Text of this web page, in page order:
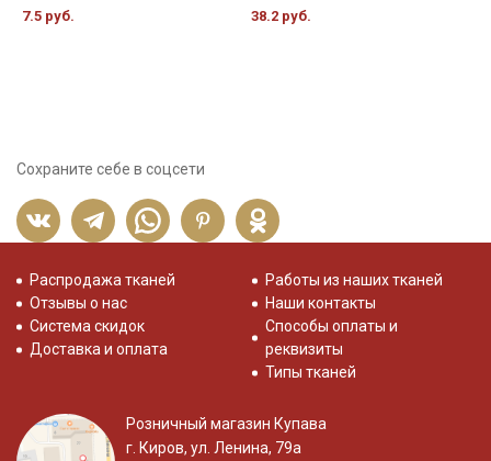
7.5 руб. 38.2 руб.
Сохраните себе в соцсети
Распродажа тканей
Отзывы о нас
Система скидок
Доставка и оплата
Работы из наших тканей
Наши контакты
Способы оплаты и
реквизиты
Типы тканей
Розничный магазин Купава
г. Киров, ул. Ленина, 79а